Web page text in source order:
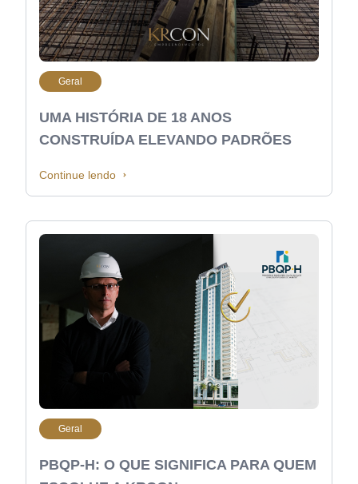
Geral
UMA HISTÓRIA DE 18 ANOS
CONSTRUÍDA ELEVANDO PADRÕES
Continue lendo
Geral
PBQP-H: O QUE SIGNIFICA PARA QUEM